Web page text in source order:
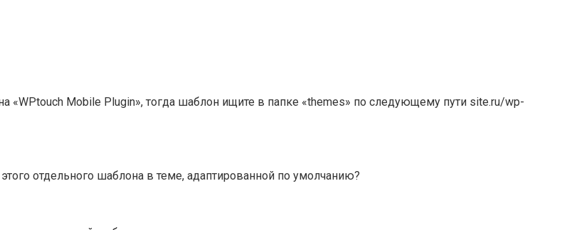
Mobile Plugin», тогда шаблон ищите в папке «themes» по следующему пути site.ru/wp-
отдельного шаблона в теме, адаптированной по умолчанию?